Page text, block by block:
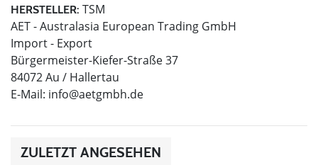
HERSTELLER: TSM
AET - Australasia European Trading GmbH
Import - Export
Bürgermeister-Kiefer-Straße 37
84072 Au / Hallertau
E-Mail: info@aetgmbh.de
ZULETZT ANGESEHEN